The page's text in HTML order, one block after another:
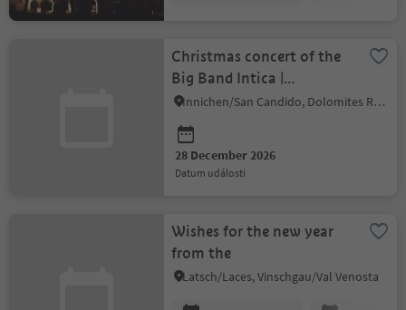
Christmas concert of the
Big Band Intica |
Swingin’Christmas
Innichen/San Candido, Dolomites Region 3 Zinnen
28 December 2026
datum události
Wishes for the new year
from the
Latsch/Laces, Vinschgau/Val Venosta